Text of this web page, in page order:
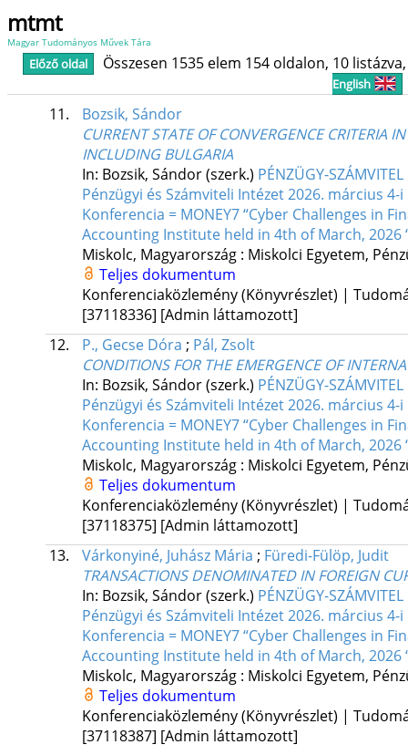
mtmt
Magyar Tudományos Művek Tára
Előző oldal Összesen 1535 elem 154 oldalon, 10
English
11.
Bozsik, Sándor
CURRENT STATE OF CONVERGENCE CRITERIA
INCLUDING BULGARIA
In: Bozsik, Sándor (szerk.) PÉNZÜGY-
Pénzügyi és Számviteli Intézet 2026. március
Konferencia = MONEY7 “Cyber Challenges in
Accounting Institute held in 4th of March,
Miskolc, Magyarország : Miskolci Egyetem,
Teljes dokumentum
Konferenciaközlemény (Könyvrészlet) |
[37118336] [Admin láttamozott]
12.
P., Gecse Dóra ; Pál, Zsolt
CONDITIONS FOR THE EMERGENCE OF
In: Bozsik, Sándor (szerk.) PÉNZÜGY-
Pénzügyi és Számviteli Intézet 2026. március
Konferencia = MONEY7 “Cyber Challenges in
Accounting Institute held in 4th of March,
Miskolc, Magyarország : Miskolci Egyetem,
Teljes dokumentum
Konferenciaközlemény (Könyvrészlet) |
[37118375] [Admin láttamozott]
13.
Várkonyiné, Juhász Mária ; Füredi-Fülöp, Judit
TRANSACTIONS DENOMINATED IN FOREIGN
In: Bozsik, Sándor (szerk.) PÉNZÜGY-
Pénzügyi és Számviteli Intézet 2026. március
Konferencia = MONEY7 “Cyber Challenges in
Accounting Institute held in 4th of March,
Miskolc, Magyarország : Miskolci Egyetem,
Teljes dokumentum
Konferenciaközlemény (Könyvrészlet) |
[37118387] [Admin láttamozott]